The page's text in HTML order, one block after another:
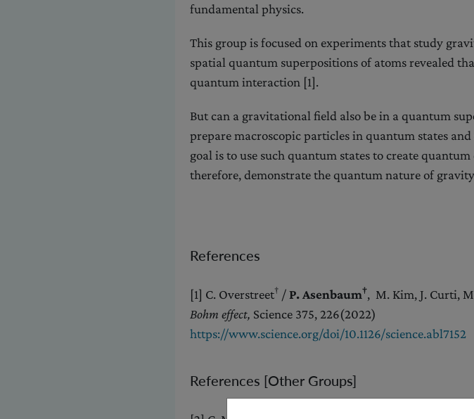
fundamental physics.
This group is focused on experiments that study
spatial quantum superpositions of atoms revealed
quantum interaction [1].
But can a gravitational field also be in a quantum
prepare macroscopic particles in quantum states
goal is to use such quantum states to create
therefore, demonstrate the quantum nature of
References
[1] C. Overstreet† /P. Asenbaum†, M. Kim, J. Curti,
Bohm effect, Science 375, 226(2022)
https://www.science.org/doi/10.1126/science.abl7152
References [Other Groups]